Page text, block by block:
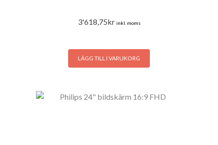
3'618,75kr inkl. moms
LÄGG TILL I VARUKORG